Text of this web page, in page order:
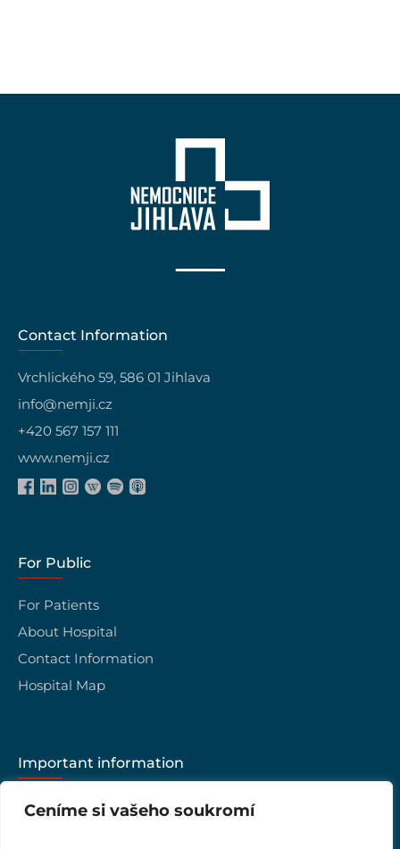
Ceníme si vašeho soukromí
Contact Information
Vrchlického 59, 586 01 Jihlava
info@nemji.cz
+420 567 157 111
www.nemji.cz
For Public
For Patients
About Hospital
Contact Information
Hospital Map
Important information
Career